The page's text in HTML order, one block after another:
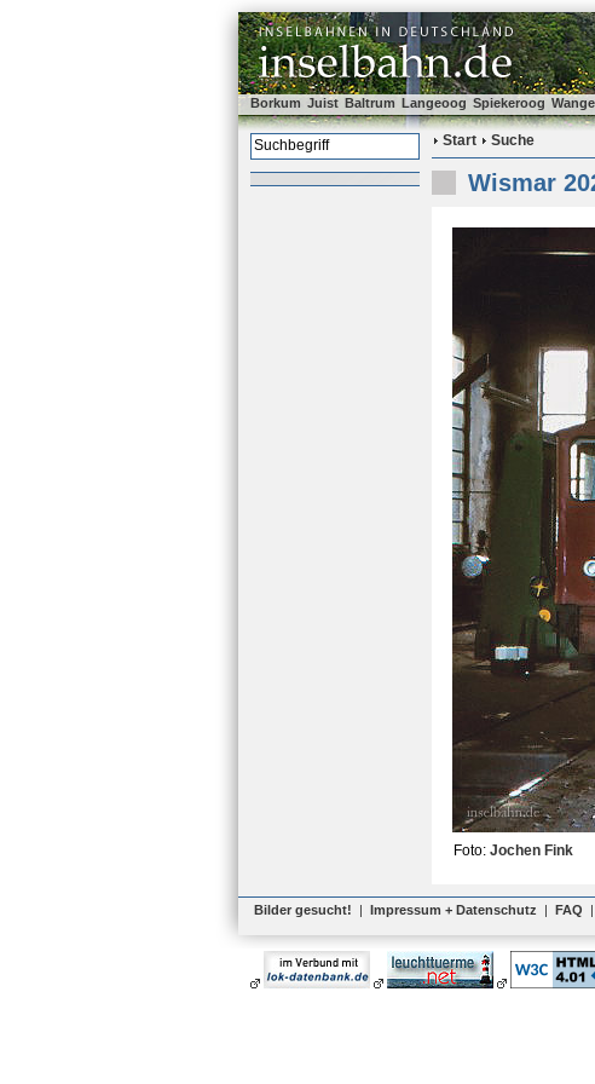
Borkum Juist Baltrum Langeoog Spiekeroog
Start Suche
Wismar
Foto: Jochen Fink
Bilder gesucht! | Impressum + Datenschutz | FAQ |